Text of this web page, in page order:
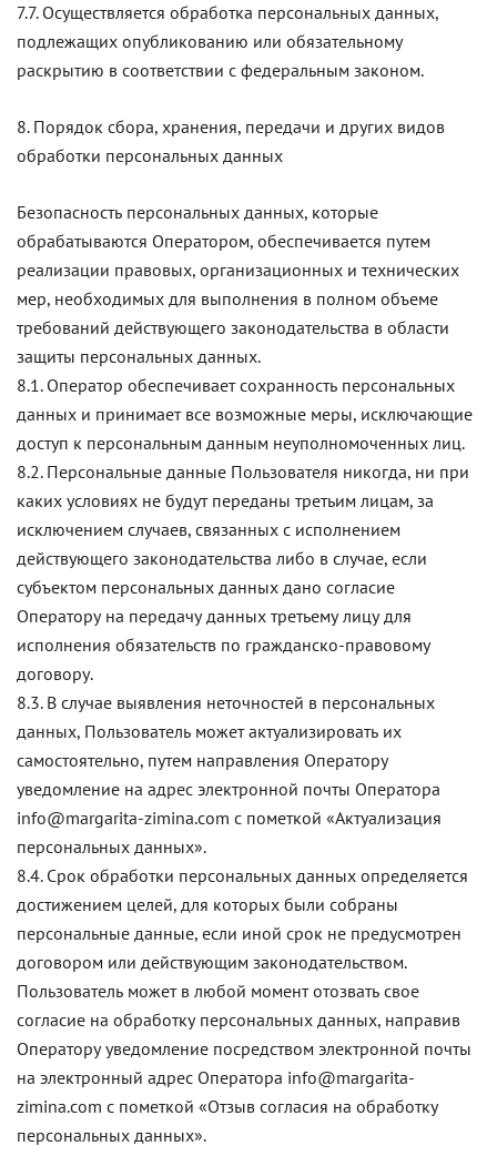
7.7. Осуществляется обработка персональных данных,
подлежащих опубликованию или обязательному
раскрытию в соответствии с федеральным законом.
8. Порядок сбора, хранения, передачи и других видов
обработки персональных данных
Безопасность персональных данных, которые
обрабатываются Оператором, обеспечивается путем
реализации правовых, организационных и технических
мер, необходимых для выполнения в полном объеме
требований действующего законодательства в области
защиты персональных данных.
8.1. Оператор обеспечивает сохранность персональных
данных и принимает все возможные меры, исключающие
доступ к персональным данным неуполномоченных лиц.
8.2. Персональные данные Пользователя никогда, ни при
каких условиях не будут переданы третьим лицам, за
исключением случаев, связанных с исполнением
действующего законодательства либо в случае, если
субъектом персональных данных дано согласие
Оператору на передачу данных третьему лицу для
исполнения обязательств по гражданско-правовому
договору.
8.3. В случае выявления неточностей в персональных
данных, Пользователь может актуализировать их
самостоятельно, путем направления Оператору
уведомление на адрес электронной почты Оператора
info@margarita-zimina.com с пометкой «Актуализация
персональных данных».
8.4. Срок обработки персональных данных определяется
достижением целей, для которых были собраны
персональные данные, если иной срок не предусмотрен
договором или действующим законодательством.
Пользователь может в любой момент отозвать свое
согласие на обработку персональных данных, направив
Оператору уведомление посредством электронной почты
на электронный адрес Оператора info@margarita-
zimina.com с пометкой «Отзыв согласия на обработку
персональных данных».